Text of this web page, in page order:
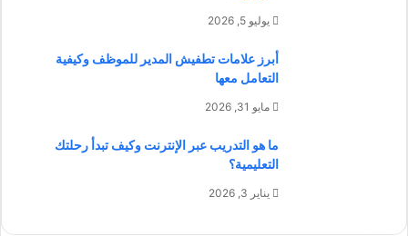
يوليو 5, 2026
أبرز علامات تطفيش المدير للموظف وكيفية
التعامل معها
مايو 31, 2026
ما هو التدريب عبر الإنترنت وكيف تبدأ رحلتك
التعليمية؟
يناير 3, 2026